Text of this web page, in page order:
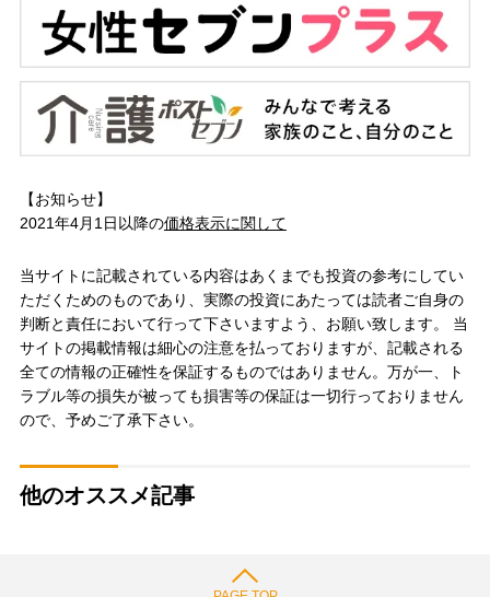
【お知らせ】
2021年4月1日以降の価格表示に関して
当サイトに記載されている内容はあくまでも投資の参考にしてい
ただくためのものであり、実際の投資にあたっては読者ご自身の
判断と責任において行って下さいますよう、お願い致します。 当
サイトの掲載情報は細心の注意を払っておりますが、記載される
全ての情報の正確性を保証するものではありません。万が一、ト
ラブル等の損失が被っても損害等の保証は一切行っておりません
ので、予めご了承下さい。
他のオススメ記事